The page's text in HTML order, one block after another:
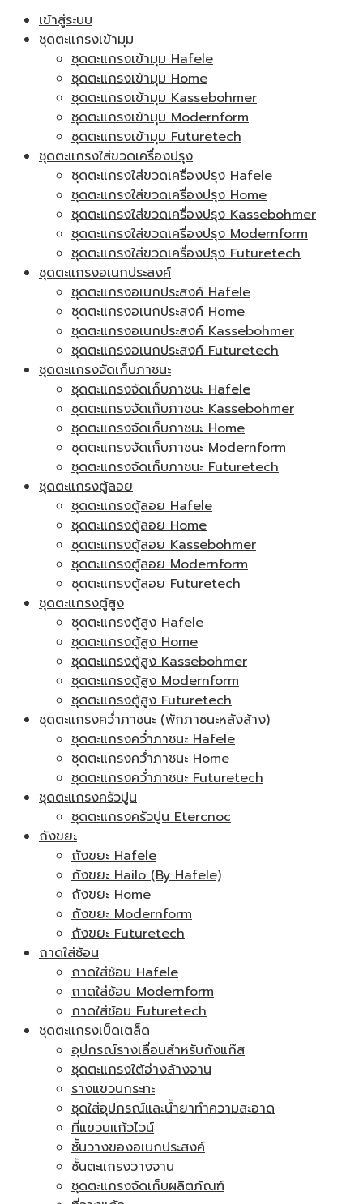
เข้าสู่ระบบ
ชุดตะแกรงเข้ามุม
ชุดตะแกรงเข้ามุม Hafele
ชุดตะแกรงเข้ามุม Home
ชุดตะแกรงเข้ามุม Kassebohmer
ชุดตะแกรงเข้ามุม Modernform
ชุดตะแกรงเข้ามุม Futuretech
ชุดตะแกรงใส่ขวดเครื่องปรุง
ชุดตะแกรงใส่ขวดเครื่องปรุง Hafele
ชุดตะแกรงใส่ขวดเครื่องปรุง Home
ชุดตะแกรงใส่ขวดเครื่องปรุง Kassebohmer
ชุดตะแกรงใส่ขวดเครื่องปรุง Modernform
ชุดตะแกรงใส่ขวดเครื่องปรุง Futuretech
ชุดตะแกรงอเนกประสงค์
ชุดตะแกรงอเนกประสงค์ Hafele
ชุดตะแกรงอเนกประสงค์ Home
ชุดตะแกรงอเนกประสงค์ Kassebohmer
ชุดตะแกรงอเนกประสงค์ Futuretech
ชุดตะแกรงจัดเก็บภาชนะ
ชุดตะแกรงจัดเก็บภาชนะ Hafele
ชุดตะแกรงจัดเก็บภาชนะ Kassebohmer
ชุดตะแกรงจัดเก็บภาชนะ Home
ชุดตะแกรงจัดเก็บภาชนะ Modernform
ชุดตะแกรงจัดเก็บภาชนะ Futuretech
ชุดตะแกรงตู้ลอย
ชุดตะแกรงตู้ลอย Hafele
ชุดตะแกรงตู้ลอย Home
ชุดตะแกรงตู้ลอย Kassebohmer
ชุดตะแกรงตู้ลอย Modernform
ชุดตะแกรงตู้ลอย Futuretech
ชุดตะแกรงตู้สูง
ชุดตะแกรงตู้สูง Hafele
ชุดตะแกรงตู้สูง Home
ชุดตะแกรงตู้สูง Kassebohmer
ชุดตะแกรงตู้สูง Modernform
ชุดตะแกรงตู้สูง Futuretech
ชุดตะแกรงคว่ำภาชนะ (พักภาชนะหลังล้าง)
ชุดตะแกรงคว่ำภาชนะ Hafele
ชุดตะแกรงคว่ำภาชนะ Home
ชุดตะแกรงคว่ำภาชนะ Futuretech
ชุดตะแกรงครัวปูน
ชุดตะแกรงครัวปูน Etercnoc
ถังขยะ
ถังขยะ Hafele
ถังขยะ Hailo (By Hafele)
ถังขยะ Home
ถังขยะ Modernform
ถังขยะ Futuretech
ถาดใส่ช้อน
ถาดใส่ช้อน Hafele
ถาดใส่ช้อน Modernform
ถาดใส่ช้อน Futuretech
ชุดตะแกรงเบ็ดเตล็ด
อุปกรณ์รางเลื่อนสำหรับถังแก๊ส
ชุดตะแกรงใต้อ่างล้างจาน
รางแขวนกระทะ
ชุดใส่อุปกรณ์และน้ำยาทำความสะอาด
ที่แขวนแก้วไวน์
ชั้นวางของอเนกประสงค์
ชั้นตะแกรงวางจาน
ชุดตะแกรงจัดเก็บผลิตภัณฑ์